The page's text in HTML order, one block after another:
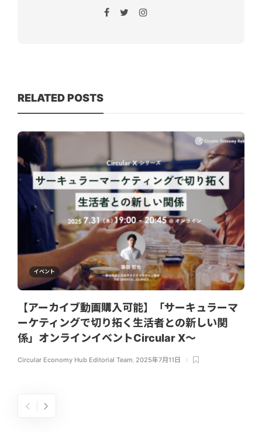
RELATED POSTS
イベント
【アーカイブ動画購入可能】「サーキュラーマ
ーケティングで切り拓く生活者との新しい関
係」オンラインイベントCircular X〜
Circular Economy Hub Editorial Team, 2025年7月11日